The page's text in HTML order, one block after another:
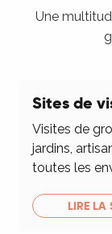
Une
Sites de
Visites de
jardins,
toutes les
LIRE LA